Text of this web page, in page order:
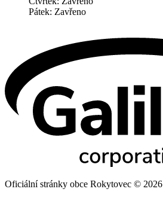
Pátek: Zavřeno
Oficiální stránky obce Rokytovec © 2026